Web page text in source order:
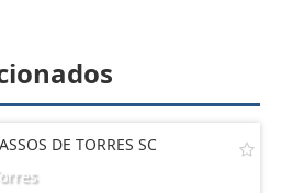
DE TORRES SC